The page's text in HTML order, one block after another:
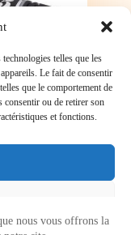
telles que les
Le fait de consentir
que le comportement de
consentir ou de retirer son
et fonctions.
nous vous offrons la